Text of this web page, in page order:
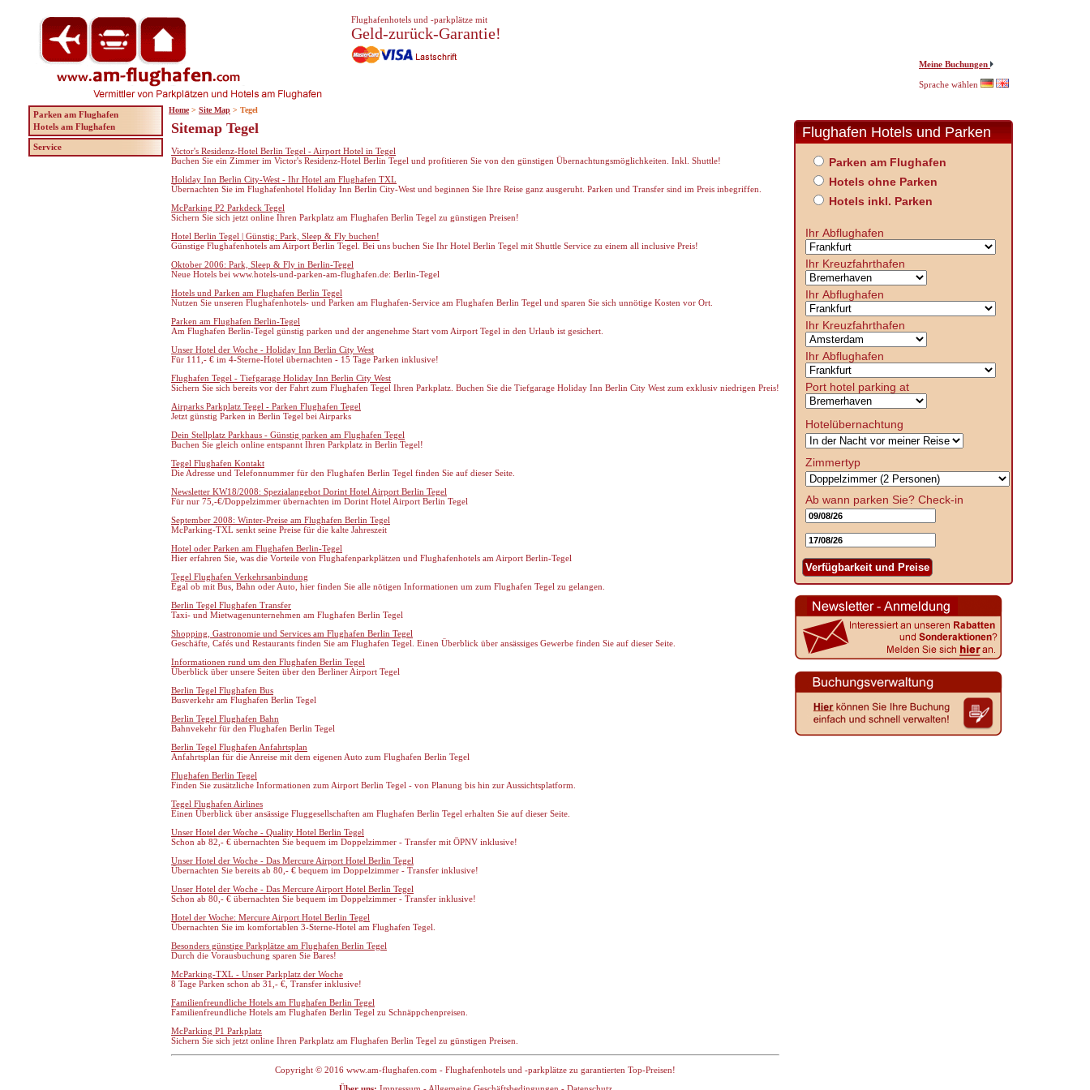
Sitemap Tegel
Victor's Residenz-Hotel Berlin Tegel - Airport Hotel in Tegel
Buchen Sie ein Zimmer im Victor's Residenz-Hotel Berlin Tegel und profitieren Sie von den günstigen Übernachtungsmöglichkeiten. Inkl. Shuttle!
Holiday Inn Berlin City-West - Ihr Hotel am Flughafen TXL
Übernachten Sie im Flughafenhotel Holiday Inn Berlin City-West und beginnen Sie Ihre Reise ganz ausgeruht. Parken und Transfer sind im Preis inbegriffen.
McParking P2 Parkdeck Tegel
Sichern Sie sich jetzt online Ihren Parkplatz am Flughafen Berlin Tegel zu günstigen Preisen!
Hotel Berlin Tegel | Günstig: Park, Sleep & Fly buchen!
Günstige Flughafenhotels am Airport Berlin Tegel. Bei uns buchen Sie Ihr Hotel Berlin Tegel mit Shuttle Service zu einem all inclusive Preis!
Oktober 2006: Park, Sleep & Fly in Berlin-Tegel
Neue Hotels bei www.hotels-und-parken-am-flughafen.de: Berlin-Tegel
Hotels und Parken am Flughafen Berlin Tegel
Nutzen Sie unseren Flughafenhotels- und Parken am Flughafen-Service am Flughafen Berlin Tegel und sparen Sie sich unnötige Kosten vor Ort.
Parken am Flughafen Berlin-Tegel
Am Flughafen Berlin-Tegel günstig parken und der angenehme Start vom Airport Tegel in den Urlaub ist gesichert.
Unser Hotel der Woche - Holiday Inn Berlin City West
Für 111,- € im 4-Sterne-Hotel übernachten - 15 Tage Parken inklusive!
Flughafen Tegel - Tiefgarage Holiday Inn Berlin City West
Sichern Sie sich bereits vor der Fahrt zum Flughafen Tegel Ihren Parkplatz. Buchen Sie die Tiefgarage Holiday Inn Berlin City West zum exklusiv niedrigen Preis!
Airparks Parkplatz Tegel - Parken Flughafen Tegel
Jetzt günstig Parken in Berlin Tegel bei Airparks
Dein Stellplatz Parkhaus - Günstig parken am Flughafen Tegel
Buchen Sie gleich online entspannt Ihren Parkplatz in Berlin Tegel!
Tegel Flughafen Kontakt
Die Adresse und Telefonnummer für den Flughafen Berlin Tegel finden Sie auf dieser Seite.
Newsletter KW18/2008: Spezialangebot Dorint Hotel Airport Berlin Tegel
Für nur 75,-€/Doppelzimmer übernachten im Dorint Hotel Airport Berlin Tegel
September 2008: Winter-Preise am Flughafen Berlin Tegel
McParking-TXL senkt seine Preise für die kalte Jahreszeit
Hotel oder Parken am Flughafen Berlin-Tegel
Hier erfahren Sie, was die Vorteile von Flughafenparkplätzen und Flughafenhotels am Airport Berlin-Tegel
Tegel Flughafen Verkehrsanbindung
Egal ob mit Bus, Bahn oder Auto, hier finden Sie alle nötigen Informationen um zum Flughafen Tegel zu gelangen.
Berlin Tegel Flughafen Transfer
Taxi- und Mietwagenunternehmen am Flughafen Berlin Tegel
Shopping, Gastronomie und Services am Flughafen Berlin Tegel
Geschäfte, Cafés und Restaurants finden Sie am Flughafen Tegel. Einen Überblick über ansässiges Gewerbe finden Sie auf dieser Seite.
Informationen rund um den Flughafen Berlin Tegel
Überblick über unsere Seiten über den Berliner Airport Tegel
Berlin Tegel Flughafen Bus
Busverkehr am Flughafen Berlin Tegel
Berlin Tegel Flughafen Bahn
Bahnvekehr für den Flughafen Berlin Tegel
Berlin Tegel Flughafen Anfahrtsplan
Anfahrtsplan für die Anreise mit dem eigenen Auto zum Flughafen Berlin Tegel
Flughafen Berlin Tegel
Finden Sie zusätzliche Informationen zum Airport Berlin Tegel - von Planung bis hin zur Aussichtsplatform.
Tegel Flughafen Airlines
Einen Überblick über ansässige Fluggesellschaften am Flughafen Berlin Tegel erhalten Sie auf dieser Seite.
Unser Hotel der Woche - Quality Hotel Berlin Tegel
Schon ab 82,- € übernachten Sie bequem im Doppelzimmer - Transfer mit ÖPNV inklusive!
Unser Hotel der Woche - Das Mercure Airport Hotel Berlin Tegel
Übernachten Sie bereits ab 80,- € bequem im Doppelzimmer - Transfer inklusive!
Unser Hotel der Woche - Das Mercure Airport Hotel Berlin Tegel
Schon ab 80,- € übernachten Sie bequem im Doppelzimmer - Transfer inklusive!
Hotel der Woche: Mercure Airport Hotel Berlin Tegel
Übernachten Sie im komfortablen 3-Sterne-Hotel am Flughafen Tegel.
Besonders günstige Parkplätze am Flughafen Berlin Tegel
Durch die Vorausbuchung sparen Sie Bares!
McParking-TXL - Unser Parkplatz der Woche
8 Tage Parken schon ab 31,- €, Transfer inklusive!
Familienfreundliche Hotels am Flughafen Berlin Tegel
Familienfreundliche Hotels am Flughafen Berlin Tegel zu Schnäppchenpreisen.
McParking P1 Parkplatz
Sichern Sie sich jetzt online Ihren Parkplatz am Flughafen Berlin Tegel zu günstigen Preisen.
Copyright © 2016 www.am-flughafen.com - Flughafenhotels und -parkplätze zu garantierten Top-Preisen!
Meine Buchungen
Sprache wählen
Parken am Flughafen
Hotels am Flughafen
Service
Flughafen Hotels und Parken
Parken am Flughafen
Hotels ohne Parken
Hotels inkl. Parken
Ihr Abflughafen
Ihr Kreuzfahrthafen
Ihr Abflughafen
Ihr Kreuzfahrthafen
Ihr Abflughafen
Port hotel parking at
Hotelübernachtung
Zimmertyp
Ab wann parken Sie? Check-in
Verfügbarkeit und Preise
Flughafenhotels und -parkplätze mit
Geld-zurück-Garantie!
Home > Site Map > Tegel